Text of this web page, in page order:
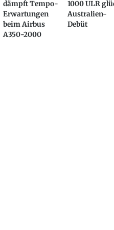
dämpft Tempo-
Erwartungen
beim Airbus
A350-2000
1000 ULR
Australien-
Debüt